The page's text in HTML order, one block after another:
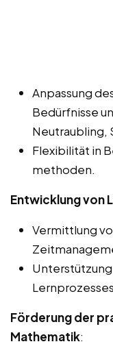
Anpassung
Bedürfnisse
Neutraubling,
Flexibilität in
methoden.
Entwicklung von
Vermittlung
Förderung der
Mathematik: